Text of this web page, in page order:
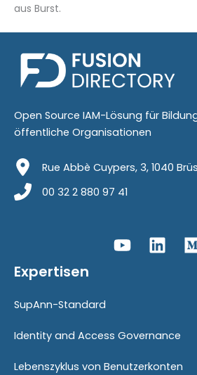
aus Burst.
Open Source IAM-Lösung für
öffentliche Organisationen
Rue Abbè Cuypers, 3, 1040
00 32 2 880 97 41
Expertisen
SupAnn-Standard
Identity and Access Governance
Lebenszyklus von Benutzerkonten